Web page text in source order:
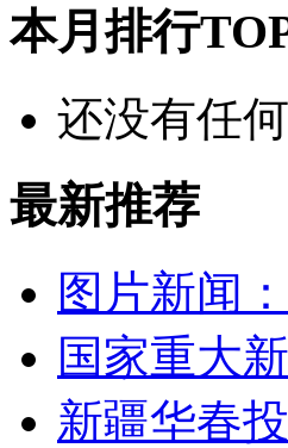
本月排行
还没有任
最新推荐
图片新闻
国家重大
新疆华春